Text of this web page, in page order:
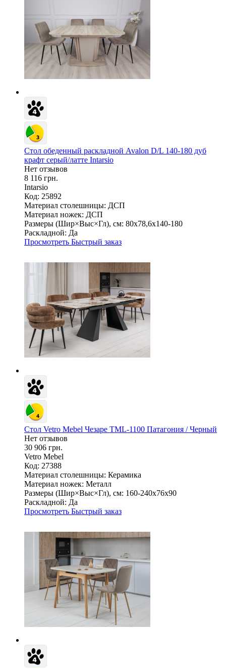
Стол обеденный раскладной Avalon D/L 140-180 дуб
крафт серый/латте Intarsio
Нет отзывов
8 116 грн.
Intarsio
Код: 25892
Материал столешницы: ДСП
Материал ножек: ДСП
Размеры (Шир×Выс×Гл), см: 80х78,6х140-180
Раскладной: Да
Просмотреть Быстрый заказ
Стол Vetro Mebel Чезаре TML-1100 Патагония / Черный
Нет отзывов
30 906 грн.
Vetro Mebel
Код: 27388
Материал столешницы: Керамика
Материал ножек: Металл
Размеры (Шир×Выс×Гл), см: 160-240х76х90
Раскладной: Да
Просмотреть Быстрый заказ